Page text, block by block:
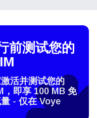
前测试您的
活并测试您的
，即享 100 MB 免
- 仅在 Voye